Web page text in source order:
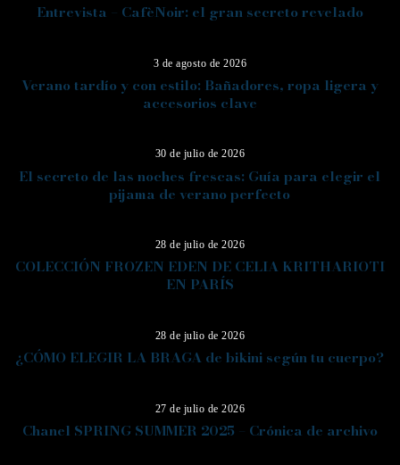
Entrevista – CafèNoir: el gran secreto revelado
03
3 de agosto de 2026
Verano tardío y con estilo: Bañadores, ropa ligera y
accesorios clave
30 de julio de 2026
El secreto de las noches frescas: Guía para elegir el
pijama de verano perfecto
28 de julio de 2026
COLECCIÓN FROZEN EDEN DE CELIA KRITHARIOTI
EN PARÍS
28 de julio de 2026
¿CÓMO ELEGIR LA BRAGA de bikini según tu cuerpo?
07
27 de julio de 2026
Chanel SPRING SUMMER 2025 – Crónica de archivo
08